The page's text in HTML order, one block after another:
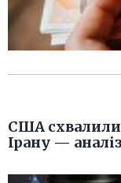
США схвалили
Ірану —